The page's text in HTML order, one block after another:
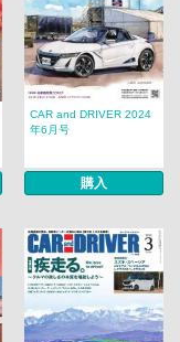
CAR and DRIVER 2024
年6月号
購入